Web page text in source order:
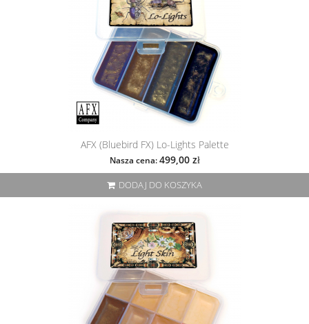
AFX (Bluebird FX) Lo-Lights Palette
Nasza cena: 499,00 zł
DODAJ DO KOSZYKA